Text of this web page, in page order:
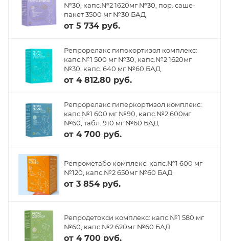
№30, капс.№2 1620мг №30, пор. саше-
пакет 3500 мг №30 БАД
от 5 734 руб.
Репрорелакс гипокортизол комплекс:
капс.№1 500 мг №30, капс.№2 1620мг
№30, капс. 640 мг №60 БАД
от 4 812.80 руб.
Репрорелакс гиперкортизол комплекс:
капс.№1 600 мг №90, капс.№2 600мг
№60, табл. 910 мг №60 БАД
от 4 700 руб.
Репрометабо комплекс: капс.№1 600 мг
№120, капс.№2 650мг №60 БАД
от 3 854 руб.
Репродетокси комплекс: капс.№1 580 мг
№60, капс.№2 620мг №60 БАД
от 4 700 руб.